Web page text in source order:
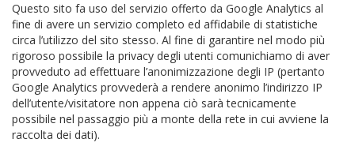
Questo sito fa uso del servizio offerto da Google Analytics al
fine di avere un servizio completo ed affidabile di statistiche
circa l’utilizzo del sito stesso. Al fine di garantire nel modo più
rigoroso possibile la privacy degli utenti comunichiamo di aver
provveduto ad effettuare l’anonimizzazione degli IP (pertanto
Google Analytics provvederà a rendere anonimo l’indirizzo IP
dell’utente/visitatore non appena ciò sarà tecnicamente
possibile nel passaggio più a monte della rete in cui avviene la
raccolta dei dati).